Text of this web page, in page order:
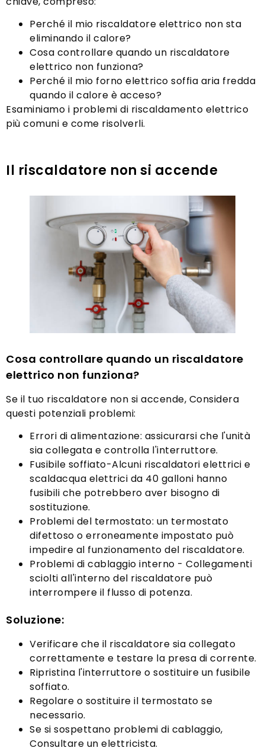
Perché il mio riscaldatore elettrico non sta
eliminando il calore?
Cosa controllare quando un riscaldatore
elettrico non funziona?
Perché il mio forno elettrico soffia aria fredda
quando il calore è acceso?
Esaminiamo i problemi di riscaldamento elettrico
più comuni e come risolverli.
Il riscaldatore non si accende
Cosa controllare quando un riscaldatore
elettrico non funziona?
Se il tuo riscaldatore non si accende, Considera
questi potenziali problemi:
Errori di alimentazione: assicurarsi che l'unità
sia collegata e controlla l'interruttore.
Fusibile soffiato-Alcuni riscaldatori elettrici e
scaldacqua elettrici da 40 galloni hanno
fusibili che potrebbero aver bisogno di
sostituzione.
Problemi del termostato: un termostato
difettoso o erroneamente impostato può
impedire al funzionamento del riscaldatore.
Problemi di cablaggio interno - Collegamenti
sciolti all'interno del riscaldatore può
interrompere il flusso di potenza.
Soluzione:
Verificare che il riscaldatore sia collegato
correttamente e testare la presa di corrente.
Ripristina l'interruttore o sostituire un fusibile
soffiato.
Regolare o sostituire il termostato se
necessario.
Se si sospettano problemi di cablaggio,
Consultare un elettricista.